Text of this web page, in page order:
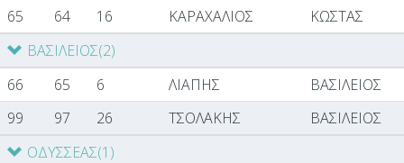
65
64 16 ΚΑΡΑΧΑΛΙΟΣ
ΚΩΣΤΑΣ
ΒΑΣΙΛΕΙΟΣ(2)
66
65 6 ΛΙΑΠΗΣ
ΒΑΣΙΛΕΙΟΣ
99
97 26 ΤΣΟΛΑΚΗΣ
ΒΑΣΙΛΕΙΟΣ
ΟΔΥΣΣΕΑΣ(1)